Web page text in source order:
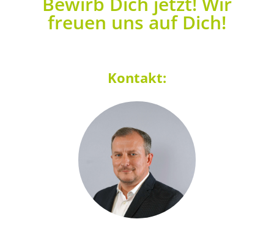
freuen uns auf Dich!
Kontakt: